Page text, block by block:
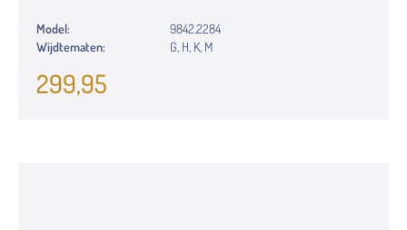
Model:
9842.2284
Wijdtematen:
G, H, K, M
299,95